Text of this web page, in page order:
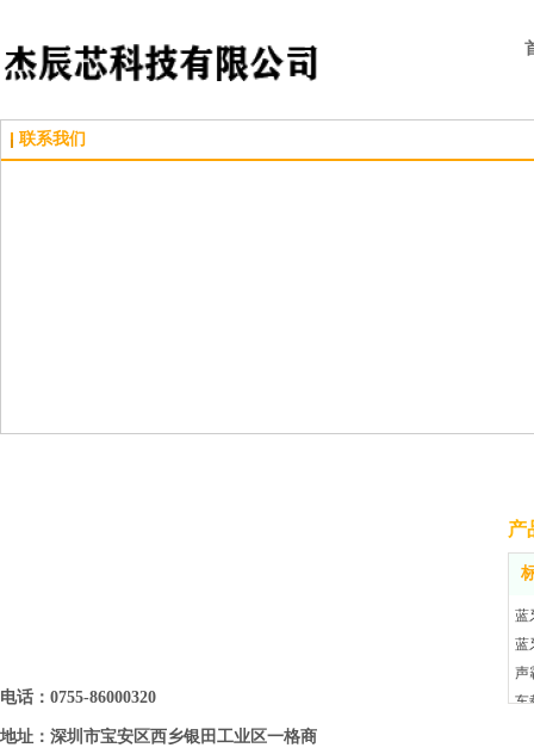
联系我们
蓝
蓝
声
车
电话：0755-86000320
地址：深圳市宝安区西乡银田工业区一格商
产